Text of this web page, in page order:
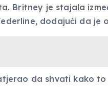
Britney je stajala
dodajući da je
da shvati kako to